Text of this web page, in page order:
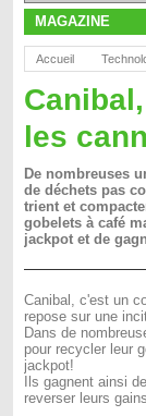
MAGAZINE
Accueil
les
De nombreuses
de déchets pas
trient et
gobelets à café
jackpot et de
Canibal, c'est un
repose sur une
Dans de
pour recycler leur
jackpot!
Ils gagnent ainsi
reverser leurs